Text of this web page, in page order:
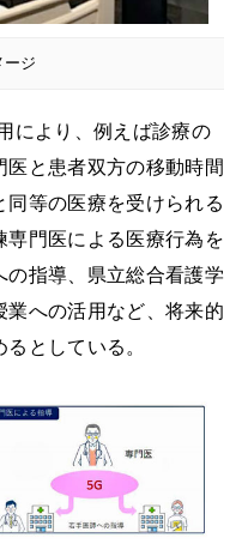
ージ
により、例えば診療の
と患者双方の移動時間
等の医療を受けられる
専門医による医療行為を
の指導、県立総合看護学
業への活用など、将来的
としている。